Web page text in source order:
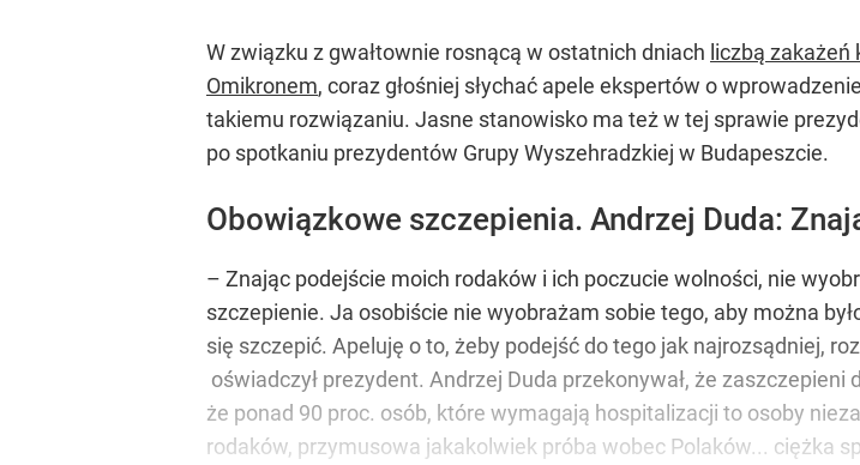
W związku z gwałtownie rosnącą w ostatnich dniach liczbą
Omikronem, coraz głośniej słychać apele ekspertów o
takiemu rozwiązaniu. Jasne stanowisko ma też w tej sprawie
po spotkaniu prezydentów Grupy Wyszehradzkiej w Budapeszcie.
Obowiązkowe szczepienia. Andrzej Duda:
– Znając podejście moich rodaków i ich poczucie wolności, nie
szczepienie. Ja osobiście nie wyobrażam sobie tego, aby można
się szczepić. Apeluję o to, żeby podejść do tego jak najrozsądniej,
oświadczył prezydent. Andrzej Duda przekonywał, że zaszczepieni
że ponad 90 proc. osób, które wymagają hospitalizacji to osoby
rodaków, przymusowa jakakolwiek próba wobec Polaków... ciężka